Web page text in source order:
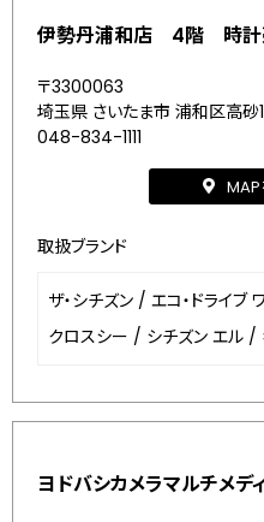
伊勢丹浦和店 4階 時計
〒3300063
埼玉県 さいたま市 浦和区高砂
048-834-1111
MAP
取扱ブランド
ザ・シチズン / エコ・ドライブ
クロスシー / シチズン エル /
ヨドバシカメラマルチメ